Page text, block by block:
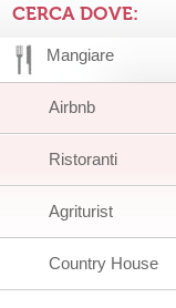
CERCA DOVE:
Mangiare
Airbnb
Ristoranti
Agriturist
Country House